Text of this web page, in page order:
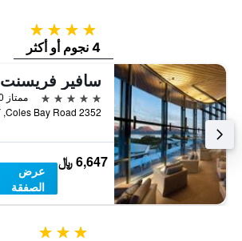
خلال
آخر
3
أيام
4 نجوم
4 نجوم أو أكثر
سافير فريسنت
5 نجوم
ممتاز 10.0
6,647 ﷼
عرض
الصفقة
3 نجوم